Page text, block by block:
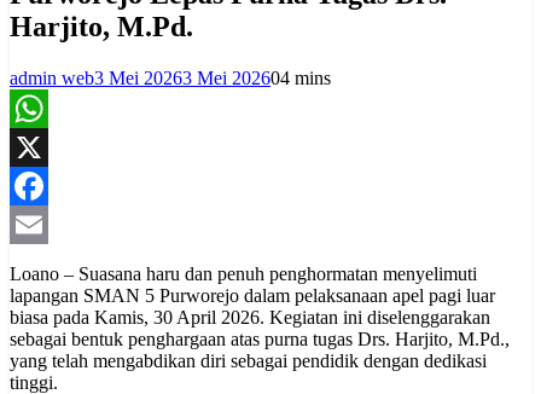
Harjito, M.Pd.
admin web3 Mei 20263 Mei 202604 mins
WhatsApp
X
Facebook
Email
Loano – Suasana haru dan penuh penghormatan menyelimuti
lapangan SMAN 5 Purworejo dalam pelaksanaan apel pagi luar
biasa pada Kamis, 30 April 2026. Kegiatan ini diselenggarakan
sebagai bentuk penghargaan atas purna tugas Drs. Harjito, M.Pd.,
yang telah mengabdikan diri sebagai pendidik dengan dedikasi
tinggi.